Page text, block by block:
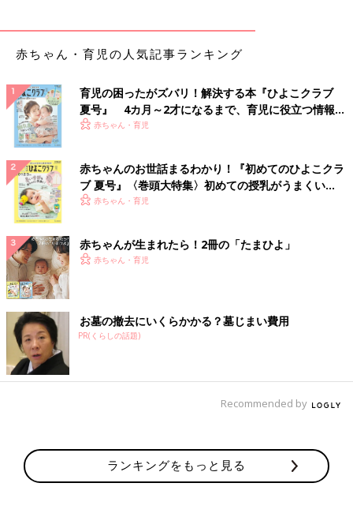
赤ちゃん・育児の人気記事ランキング
育児の困ったがズバリ！解決する本『ひよこクラブ
夏号』 4カ月～2才になるまで、育児に役立つ情報が
いっぱい！
赤ちゃん・育児
赤ちゃんのお世話まるわかり！『初めてのひよこクラ
ブ 夏号』〈巻頭大特集〉初めての授乳がうまくい
く！ おっぱい・ミルクの基本と夏のトラブル 解決テ
赤ちゃん・育児
赤ちゃんが生まれたら！2冊の「たまひよ」
赤ちゃん・育児
お墓の撤去にいくらかかる？墓じまい費用
PR(くらしの話題)
Recommended by
ランキングをもっと見る